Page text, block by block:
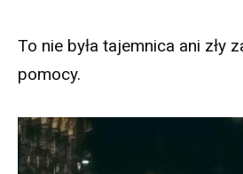
To nie była tajemnica ani zły
pomocy.